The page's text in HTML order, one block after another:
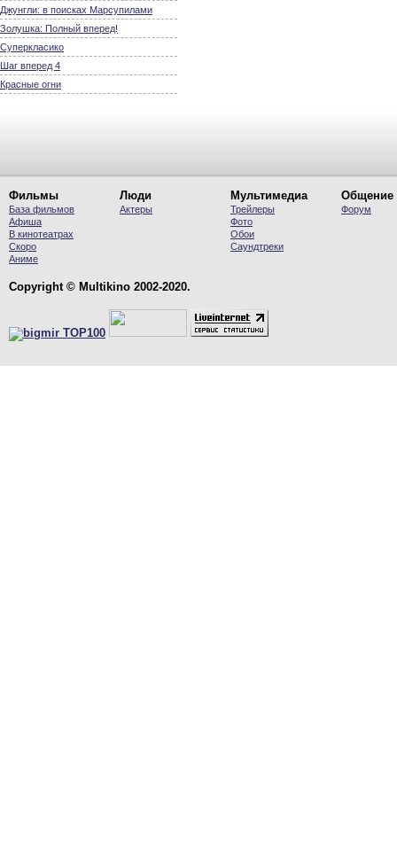
Джунгли: в поисках Марсупилами
Золушка: Полный вперед!
Суперкласико
Шаг вперед 4
Красные огни
Фильмы
База фильмов
Афиша
В кинотеатрах
Скоро
Аниме
Люди
Актеры
Мультимедиа
Трейлеры
Фото
Обои
Саундтреки
Общение
Форум
Copyright © Multikino 2002-2020.